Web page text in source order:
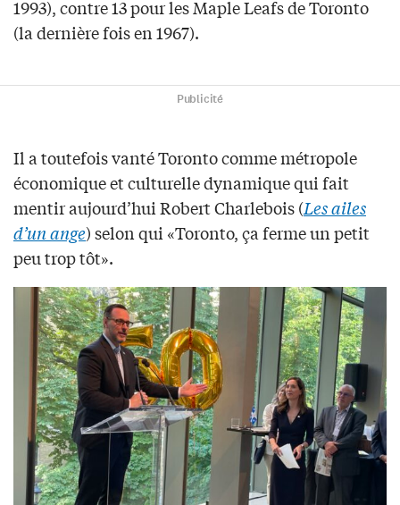
1993), contre 13 pour les Maple Leafs de Toronto
(la dernière fois en 1967).
Publicité
Il a toutefois vanté Toronto comme métropole
économique et culturelle dynamique qui fait
mentir aujourd’hui Robert Charlebois (Les ailes
d’un ange) selon qui «Toronto, ça ferme un petit
peu trop tôt».